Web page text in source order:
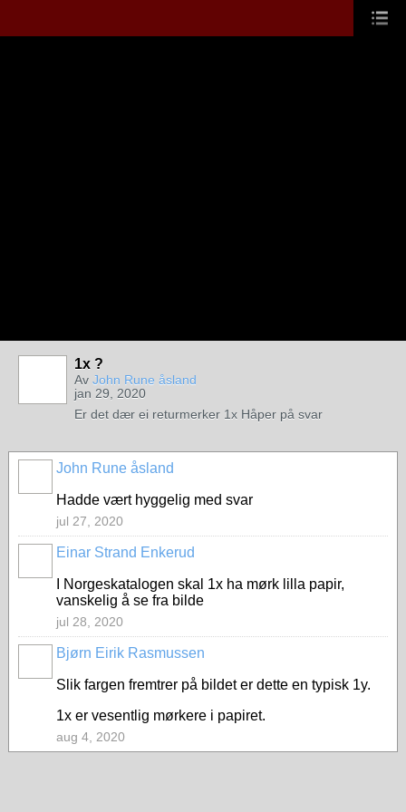
1x ?
Av John Rune åsland
jan 29, 2020
Er det dær ei returmerker 1x Håper på svar
John Rune åsland
Hadde vært hyggelig med svar
jul 27, 2020
Einar Strand Enkerud
I Norgeskatalogen skal 1x ha mørk lilla papir,
vanskelig å se fra bilde
jul 28, 2020
Bjørn Eirik Rasmussen
Slik fargen fremtrer på bildet er dette en typisk 1y.
1x er vesentlig mørkere i papiret.
aug 4, 2020